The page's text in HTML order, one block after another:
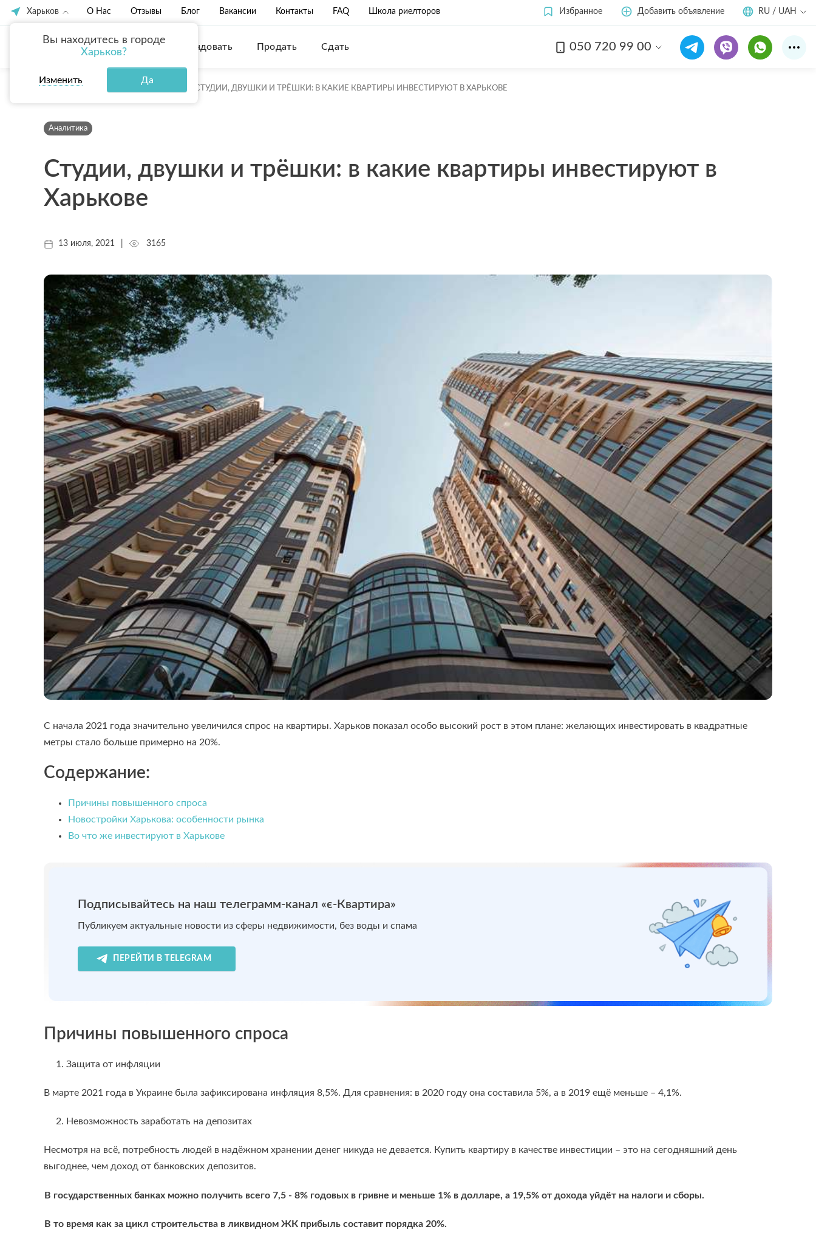
Харьков
Вы находитесь в городе
Харьков?
Изменить Да
О Нас Отзывы Блог Вакансии Контакты FAQ Школа риелторов Избранное Добавить объявление RU / UAH
Купить Арендовать Продать Сдать 050 720 99 00
ГЛАВНАЯ СТУДИИ, ДВУШКИ И ТРЁШКИ: В КАКИЕ КВАРТИРЫ ИНВЕСТИРУЮТ В ХАРЬКОВЕ
Аналитика
Студии, двушки и трёшки: в какие квартиры инвестируют в
Харькове
13 июля, 2021 3165
С начала 2021 года значительно увеличился спрос на квартиры. Харьков показал особо высокий рост в этом плане: желающих инвестировать в квадратные
метры стало больше примерно на 20%.
Содержание:
Причины повышенного спроса
Новостройки Харькова: особенности рынка
Во что же инвестируют в Харькове
Подписывайтесь на наш телеграмм-канал «є-Квартира»
Публикуем актуальные новости из сферы недвижимости, без воды и спама
ПЕРЕЙТИ В TELEGRAM
Причины повышенного спроса
1. Защита от инфляции
В марте 2021 года в Украине была зафиксирована инфляция 8,5%. Для сравнения: в 2020 году она составила 5%, а в 2019 ещё меньше – 4,1%.
2. Невозможность заработать на депозитах
Несмотря на всё, потребность людей в надёжном хранении денег никуда не девается. Купить квартиру в качестве инвестиции – это на сегодняшний день
выгоднее, чем доход от банковских депозитов.
В государственных банках можно получить всего 7,5 - 8% годовых в гривне и меньше 1% в долларе, а 19,5% от дохода уйдёт на налоги и сборы.
В то время как за цикл строительства в ликвидном ЖК прибыль составит порядка 20%.